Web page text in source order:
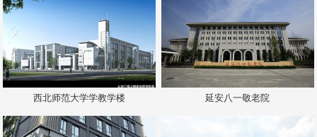
西北师范大学学教学楼 延安八一敬老院